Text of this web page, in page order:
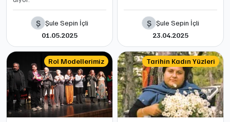
Ş Şule Sepin İçli
01.05.2025
Ş Şule Sepin İçli
23.04.2025
Rol Modellerimiz Tarihin Kadın Yüzleri